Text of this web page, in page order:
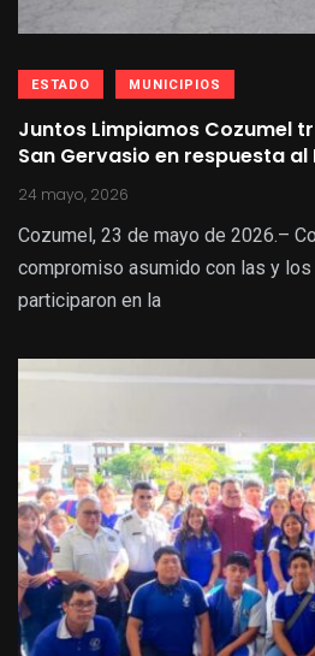
ESTADO MUNICIPIOS
Juntos Limpiamos Cozumel
San Gervasio en respuesta al
24 mayo, 2026
Cozumel, 23 de mayo de 2026.–
compromiso asumido con las y
participaron en la